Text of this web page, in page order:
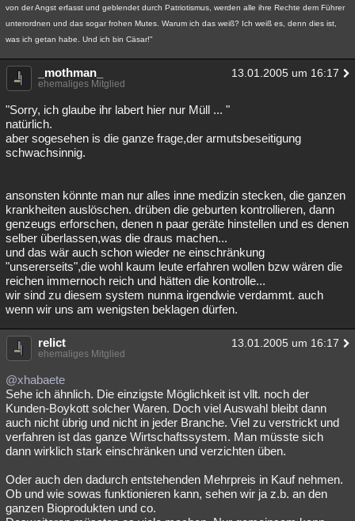
von der Angst erfasst und geblendet durch Patriotismus, werden alle ihre Rechte dem Führer
unterordnen und das sogar frohen Mutes. Warum ich das weiß? Ich weiß es, denn dies ist,
was ich getan habe. Und ich bin Cäsar!"
_mothman_ 13.01.2005 um 16:17
ehemaliges Mitglied
"Sorry, ich glaube ihr labert hier nur Müll ... "
natürlich.
aber sogesehen is die ganze frage,der armutsbeseitigung
schwachsinnig.
ansonsten könnte man nur alles inne medizin stecken, die ganzen
krankheiten auslöschen. drüben die geburten kontrollieren, dann
genzeugs erforschen, denen n paar geräte hinstellen und es denen
selber überlassen,was die draus machen...
und das wär auch schon wieder ne einschränkung
"unsererseits",die wohl kaum leute erfahren wollen bzw wären die
reichen immernoch reich und hätten die kontrolle...
wir sind zu diesem system nunma irgendwie verdammt. auch
wenn wir uns am wenigsten beklagen dürfen.
relict 13.01.2005 um 16:17
ehemaliges Mitglied
@xhabaete
Sehe ich ähnlich. Die einzigste Möglichkeit ist vllt. noch der
Kunden-Boykott solcher Waren. Doch viel Auswahl bleibt dann
auch nicht übrig und nicht in jeder Branche. Viel zu verstrickt und
verfahren ist das ganze Wirtschaftssystem. Man müsste sich
dann wirklich stark einschränken und verzichten üben.
Oder auch den dadurch entstehenden Mehrpreis in Kauf nehmen.
Ob und wie sowas funktionieren kann, sehen wir ja z.b. an den
ganzen Bioprodukten und co.